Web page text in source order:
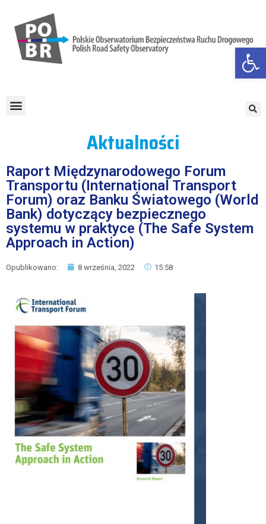
Aktualności
Raport Międzynarodowego Forum
Transportu (International Transport
Forum) oraz Banku Światowego (World
Bank) dotyczący bezpiecznego
systemu w praktyce (The Safe System
Approach in Action)
Opublikowano: 8 września, 2022 15:58